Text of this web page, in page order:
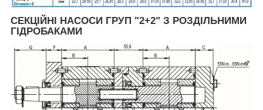
СЕКЦІЙНІ НАСОСИ ГРУП "2+2" З РОЗДІЛЬНИМИ
ГІДРОБАКАМИ